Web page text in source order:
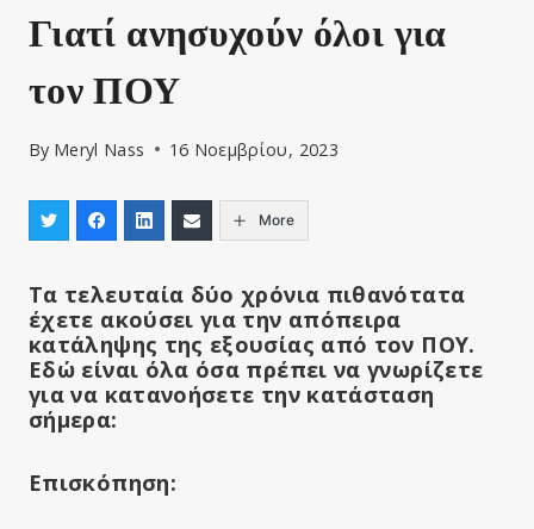
Γιατί ανησυχούν όλοι για
τον ΠΟΥ
By Meryl Nass 16 Νοεμβρίου, 2023
More
Τα τελευταία δύο χρόνια πιθανότατα
έχετε ακούσει για την απόπειρα
κατάληψης της εξουσίας από τον ΠΟΥ.
Εδώ είναι όλα όσα πρέπει να γνωρίζετε
για να κατανοήσετε την κατάσταση
σήμερα:
Επισκόπηση: